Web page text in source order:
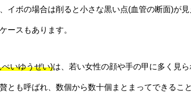
イボの場合は削ると小さな黒い点(血管の断面)が
ースもあります。
いゆうぜい)は、若い女性の顔や手の甲に多く見
とも呼ばれ、数個から数十個まとまってできるこ